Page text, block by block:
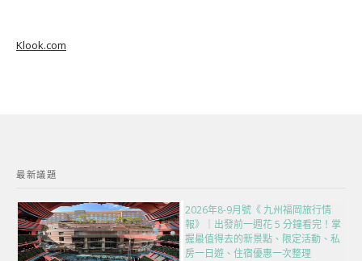
Klook.com
最新議題
2026年8-9月號《 九州福岡旅行情
報》｜出發前一週花 5 分鐘看完！掌
握最值得去的新景點、限定活動、私
房一日遊、住宿優惠一次整理